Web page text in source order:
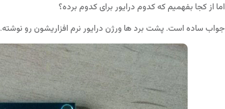
اما از کجا بفهمیم که کدوم درایور برای کدوم برده؟
جواب ساده است. پشت برد ها ورژن درایور نرم افزاریشون رو نوشته.